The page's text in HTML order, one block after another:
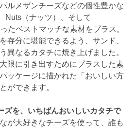
ルメザンチーズなどの個性豊かな
Nuts（ナッツ）、そして
たベストマッチな素材をプラス。
存分に堪能できるよう、サンド、
異なるカタチに焼き上げました。
限に引き出すためにプラスした素
ッケージに描かれた「おいしい方
ができます。
ズを、いちばんおいしいカタチで
が大好きなチーズを使って、誰も